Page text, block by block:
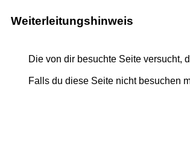
Weiterleitungshinweis
Die von dir besuchte Seite versucht,
Falls du diese Seite nicht besuchen